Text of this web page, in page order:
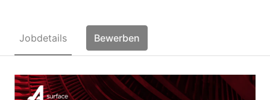
Jobdetails Bewerben